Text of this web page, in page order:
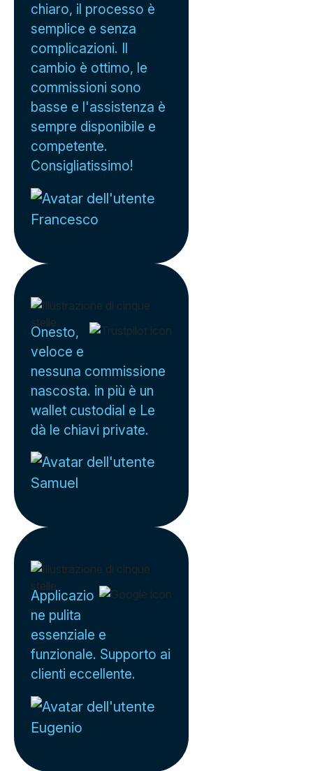
chiaro, il processo è
semplice e senza
complicazioni. Il
cambio è ottimo, le
commissioni sono
basse e l'assistenza è
sempre disponibile e
competente.
Consigliatissimo!
Francesco
Onesto,
veloce e
nessuna commissione
nascosta. in più è un
wallet custodial e Le
dà le chiavi private.
Samuel
Applicazio
ne pulita
essenziale e
funzionale. Supporto ai
clienti eccellente.
Eugenio